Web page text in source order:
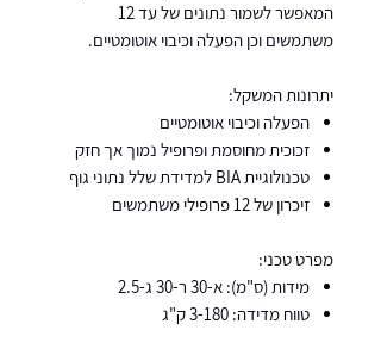
המאפשר לשמור נתונים של עד 12
משתמשים וכן הפעלה וכיבוי אוטומטיים.
יתרונות המשקל:
הפעלה וכיבוי אוטומטיים
זכוכית מחוסמת ופרופיל נמוך אך חזק
טכנולוגיית BIA למדידת שלל נתוני גוף
זיכרון של 12 פרופילי משתמשים
מפרט טכני:
מידות (ס"מ): א-30 ר-30 ג-2.5
טווח מדידה: 3-180 ק"ג